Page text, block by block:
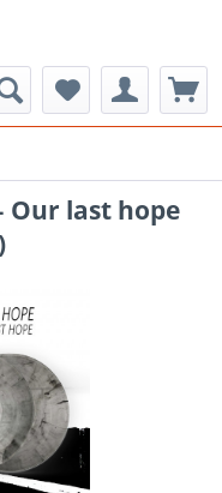
Our last hope